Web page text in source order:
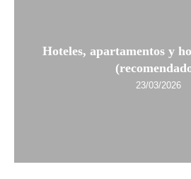
Hoteles, apartamentos y
23/03/2026